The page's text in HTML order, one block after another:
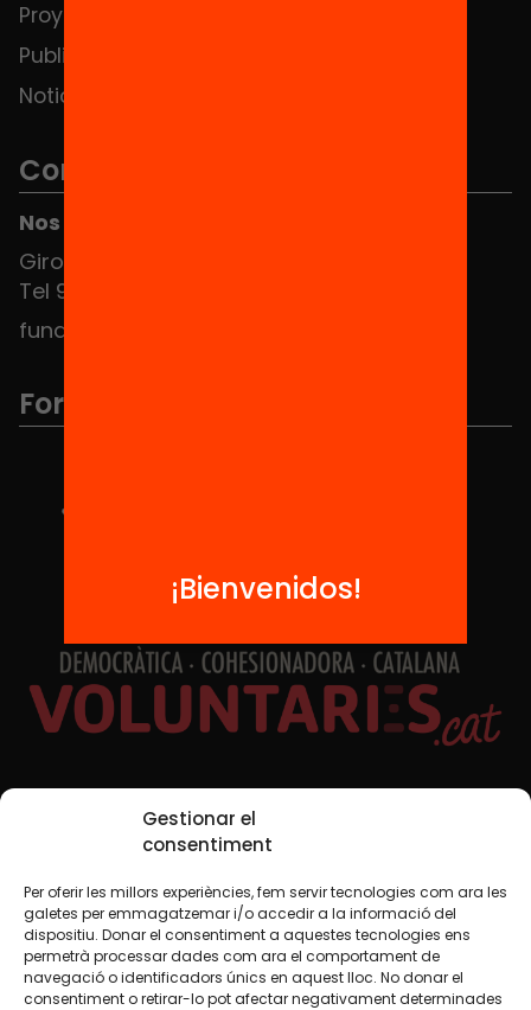
Gestionar el
consentiment
Per oferir les millors experiències, fem servir tecnologies com ara les
galetes per emmagatzemar i/o accedir a la informació del
dispositiu. Donar el consentiment a aquestes tecnologies ens
permetrà processar dades com ara el comportament de
navegació o identificadors únics en aquest lloc. No donar el
consentiment o retirar-lo pot afectar negativament determinades
Proyectos
Publicaciones y vídeos
Noticias
Contacto
Nos puedes encontrar en el HUB Social
Girona 34, interior 08010 Barcelona
Tel 934 588 700
fundacio@equitat.org
Formamos parte de...
Redes sociales
TWT YTB IG FB IN
¡Bienvenidos!